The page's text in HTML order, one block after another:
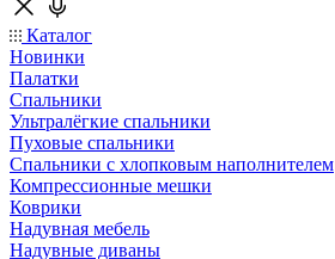
Каталог
Новинки
Палатки
Спальники
Ультралёгкие спальники
Пуховые спальники
Спальники с хлопковым наполнителем
Компрессионные мешки
Коврики
Надувная мебель
Надувные диваны